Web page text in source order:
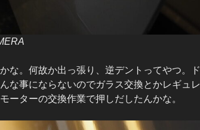
な。何故か出っ張り、逆デントってやつ。ド
な事にならないのでガラス交換とかレギュレ
ーターの交換作業で押しだしたんかな。